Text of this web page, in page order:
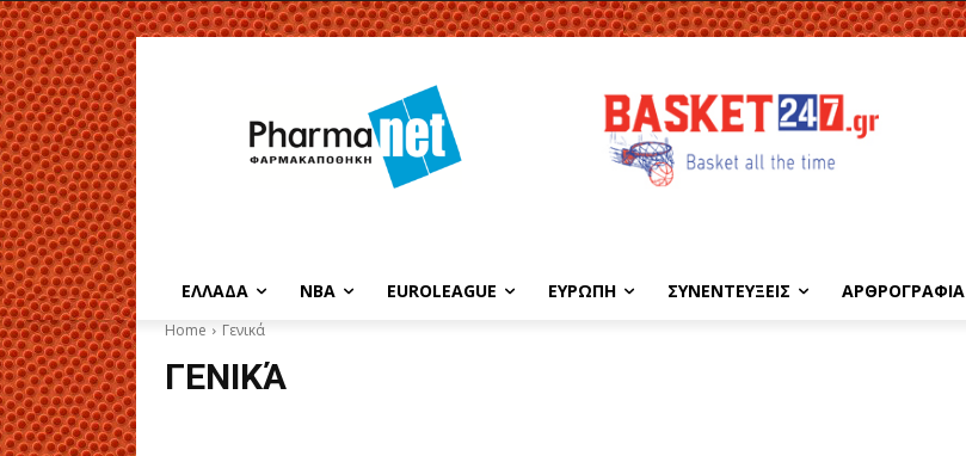
EΛΛΑΔΑ NBA ΕUROLEAGUE ΕΥΡΩΠΗ ΣΥΝΕΝΤΕΥΞΕΙΣ ΑΡΘΡΟΓΡΑΦΙΑ
Home Γενικά
ΓΕΝΙΚΆ